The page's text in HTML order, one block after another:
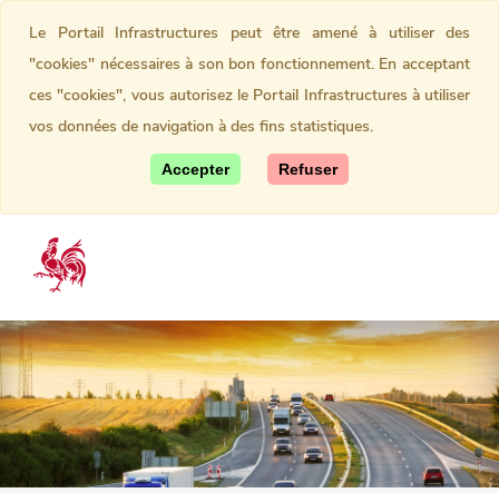
Le Portail Infrastructures peut être amené à utiliser des
"cookies" nécessaires à son bon fonctionnement. En acceptant
ces "cookies", vous autorisez le Portail Infrastructures à utiliser
vos données de navigation à des fins statistiques.
Accepter Refuser